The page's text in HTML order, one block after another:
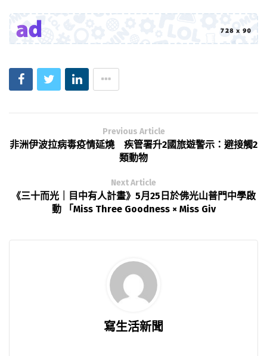
Previous Article
非洲伊波拉病毒疫情延燒 疾管署升2國旅遊警示：避接觸2
類動物
Next Article
《三十而光｜目中有人計畫》5月25日於佛光山普門中學啟
動 「Miss Three Goodness × Miss Giv
寫生活新聞